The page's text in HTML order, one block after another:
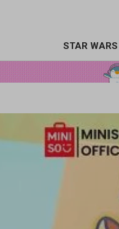
STAR WARS